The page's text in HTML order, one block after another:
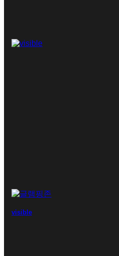
visible